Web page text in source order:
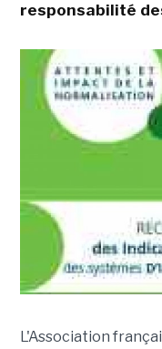
responsabilité
L'Association